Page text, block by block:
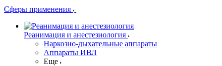
Сферы применения
Реанимация и анестезиология
Наркозно-дыхательные аппараты
Аппараты ИВЛ
Еще